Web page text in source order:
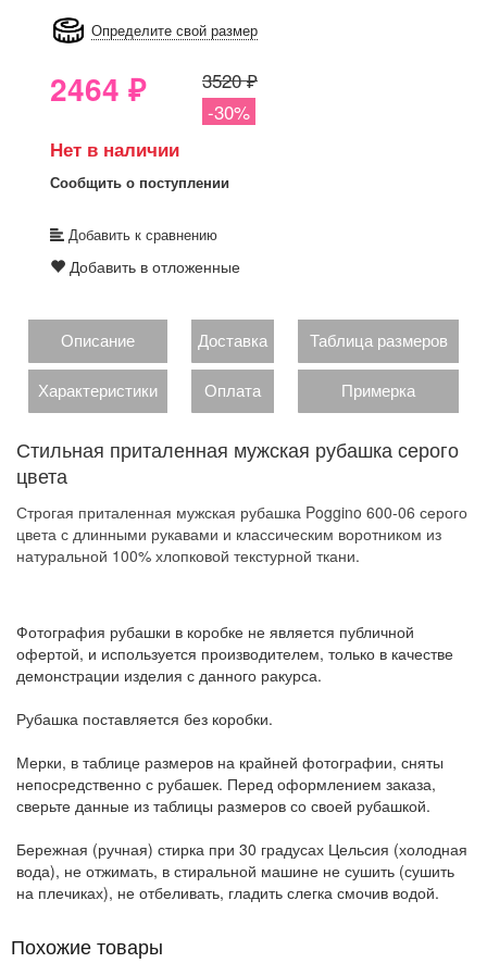
Определите свой размер
2464 ₽
3520 ₽
-30%
Нет в наличии
Сообщить о поступлении
Добавить к сравнению
Добавить в отложенные
Описание Доставка Таблица размеров
Характеристики Оплата Примерка
Стильная приталенная мужская рубашка серого
цвета
Строгая приталенная мужская рубашка Poggino 600-06 серого
цвета с длинными рукавами и классическим воротником из
натуральной 100% хлопковой текстурной ткани.
Фотография рубашки в коробке не является публичной
офертой, и используется производителем, только в качестве
демонстрации изделия с данного ракурса.
Рубашка поставляется без коробки.
Мерки, в таблице размеров на крайней фотографии, сняты
непосредственно с рубашек. Перед оформлением заказа,
сверьте данные из таблицы размеров со своей рубашкой.
Бережная (ручная) стирка при 30 градусах Цельсия (холодная
вода), не отжимать, в стиральной машине не сушить (сушить
на плечиках), не отбеливать, гладить слегка смочив водой.
Похожие товары